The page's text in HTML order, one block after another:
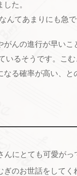
た。
んてあまりにも急で
んの進行が早いこ
いるそうです。こ
る確率が高い、
んにとても可愛が
ぎのお世話をして